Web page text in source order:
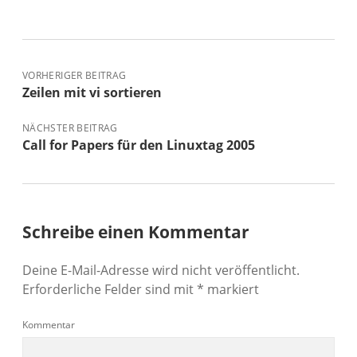
VORHERIGER BEITRAG
Zeilen mit vi sortieren
NÄCHSTER BEITRAG
Call for Papers für den Linuxtag 2005
Schreibe einen Kommentar
Deine E-Mail-Adresse wird nicht veröffentlicht.
Erforderliche Felder sind mit* markiert
Kommentar